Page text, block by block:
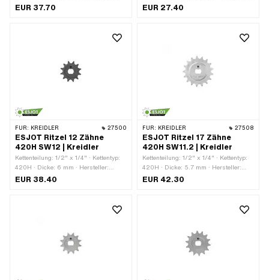
ESJOT · Material: Stahl ·
EUR 37.70
Stahl · Aufnahmeart: Ø14.85 x SW11.2
EUR 27.40
FÜR: KREIDLER 27500
ESJOT Ritzel 12 Zähne
420H SW12 | Kreidler
Kettenteilung: 1/2" x 1/4" · Kettentyp:
420H · Dicke: 6 mm · Hersteller:
ESJOT · Material: Stahl ·
EUR 38.40
FÜR: KREIDLER 27508
ESJOT Ritzel 17 Zähne
420H SW11.2 | Kreidler
Kettenteilung: 1/2" x 1/4" · Kettentyp:
420H · Dicke: 5.7 mm · Hersteller:
ESJOT · Material: Stahl ·
EUR 42.30